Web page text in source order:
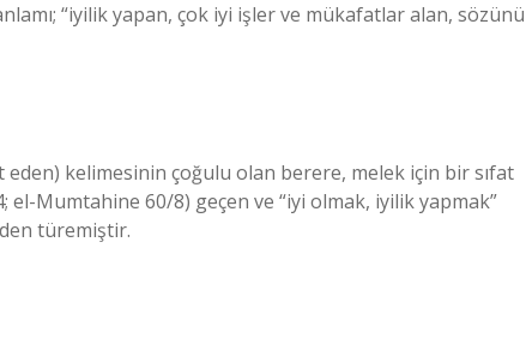
“iyilik yapan, çok iyi işler ve mükafatlar alan, sözünü
kelimesinin çoğulu olan berere, melek için bir sıfat
Mumtahine 60/8) geçen ve “iyi olmak, iyilik yapmak”
türemiştir.